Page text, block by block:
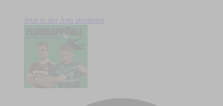
Jetzt in der App abspielen